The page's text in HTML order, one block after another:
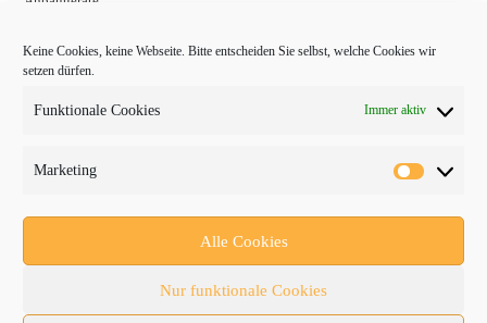
Keine Cookies, keine Webseite. Bitte entscheiden Sie selbst, welche Cookies wir
setzen dürfen.
Funktionale Cookies Immer aktiv
Marketing
Alle Cookies
Nur funktionale Cookies
Baumaschinen
Fachmessen
Nutzfahrzeuge